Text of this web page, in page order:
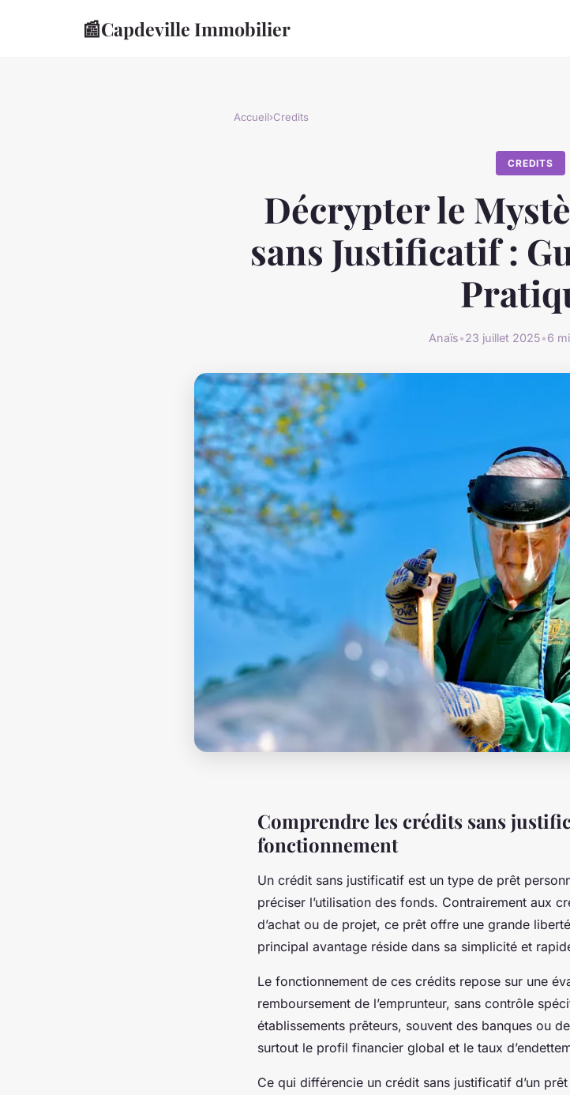
📰Capdeville Immobilier
Accueil›Credits
CREDITS
Décrypter le
sans Justificatif :
Anaïs•23 juillet 2025•6
Comprendre les crédits sans
fonctionnement
Un crédit sans justificatif est un type de prêt
préciser l’utilisation des fonds. Contrairement aux
d’achat ou de projet, ce prêt offre une grande
principal avantage réside dans sa simplicité et
Le fonctionnement de ces crédits repose sur une
remboursement de l’emprunteur, sans contrôle
établissements prêteurs, souvent des banques ou
surtout le profil financier global et le taux
Ce qui différencie un crédit sans justificatif d’un prêt